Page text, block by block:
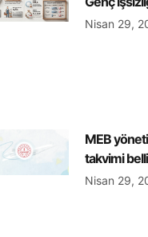
Nisan 29,
MEB
takvimi
Nisan 29,